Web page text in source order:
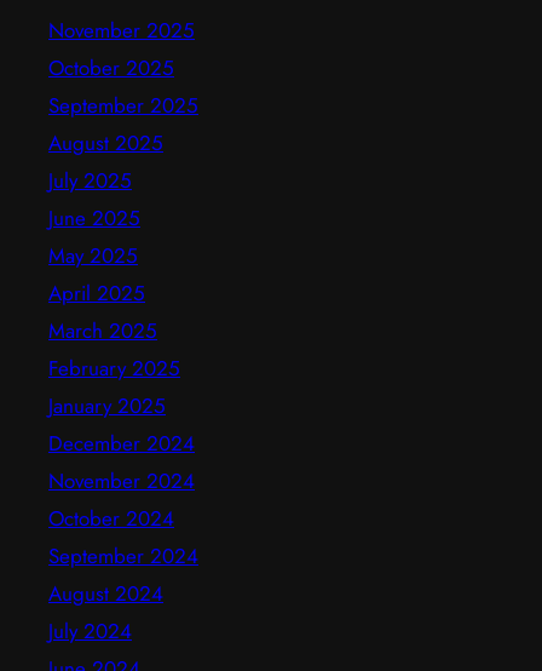
November 2025
October 2025
September 2025
August 2025
July 2025
June 2025
May 2025
April 2025
March 2025
February 2025
January 2025
December 2024
November 2024
October 2024
September 2024
August 2024
July 2024